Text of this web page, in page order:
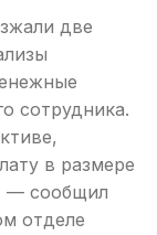
две
сотрудника.
в размере
— сообщил
отделе